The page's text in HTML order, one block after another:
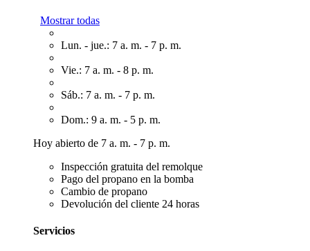
Mostrar todas
Lun. - jue.: 7 a. m. - 7 p. m.
Vie.: 7 a. m. - 8 p. m.
Sáb.: 7 a. m. - 7 p. m.
Dom.: 9 a. m. - 5 p. m.
Hoy abierto de 7 a. m. - 7 p. m.
Inspección gratuita del remolque
Pago del propano en la bomba
Cambio de propano
Devolución del cliente 24 horas
Servicios